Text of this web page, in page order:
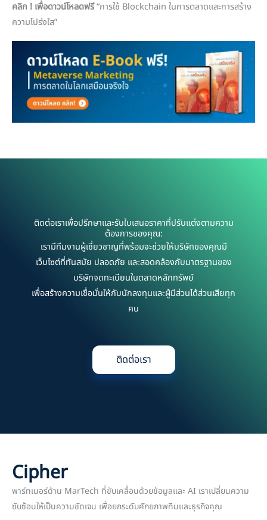
คลิก ! เพื่อดาวน์โหลดฟรี“การใช้ Blockchain ในการตลาดและการสร้าง
ความโปร่งใส”
ติดต่อเราเพื่อปรึกษาและรับใบเสนอราคาที่ปรับแต่งตามความ
ต้องการของคุณ:
เรามีทีมงานผู้เชี่ยวชาญที่พร้อมจะช่วยให้บริษัทของคุณมี
เว็บไซต์ที่ทันสมัย ปลอดภัย และสอดคล้องกับมาตรฐานของ
บริษัทจดทะเบียนในตลาดหลักทรัพย์
เพื่อสร้างความเชื่อมั่นให้กับนักลงทุนและผู้มีส่วนได้ส่วนเสียทุก
คน
ติดต่อเรา
Cipher
พาร์ทเนอร์ด้าน MarTech ที่ขับเคลื่อนด้วยข้อมูลและ AI เราเปลี่ยนความ
ซับซ้อนให้เป็นความชัดเจน เพื่อยกระดับศักยภาพทีมและธุรกิจคุณ